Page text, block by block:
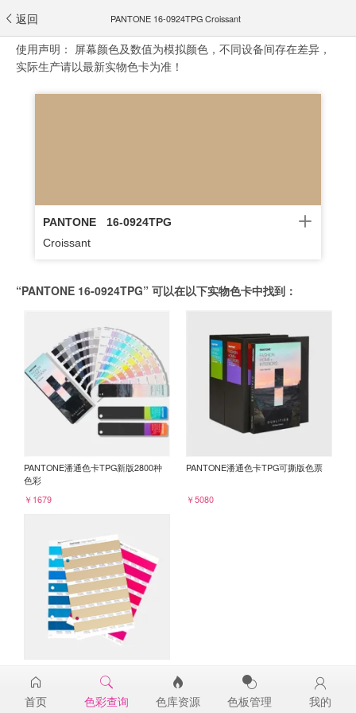
返回 PANTONE 16-0924TPG Croissant
使用声明： 屏幕颜色及数值为模拟颜色，不同设备间存在差异，
实际生产请以最新实物色卡为准！
PANTONE
16-0924TPG
Croissant
“PANTONE 16-0924TPG” 可以在以下实物色卡中找到：
PANTONE潘通色卡TPG新版2800种
色彩
￥1679
PANTONE潘通色卡TPG可撕版色票
￥5080
16-0924TPG
￥98
首页 色彩查询 色库资源 色板管理 我的